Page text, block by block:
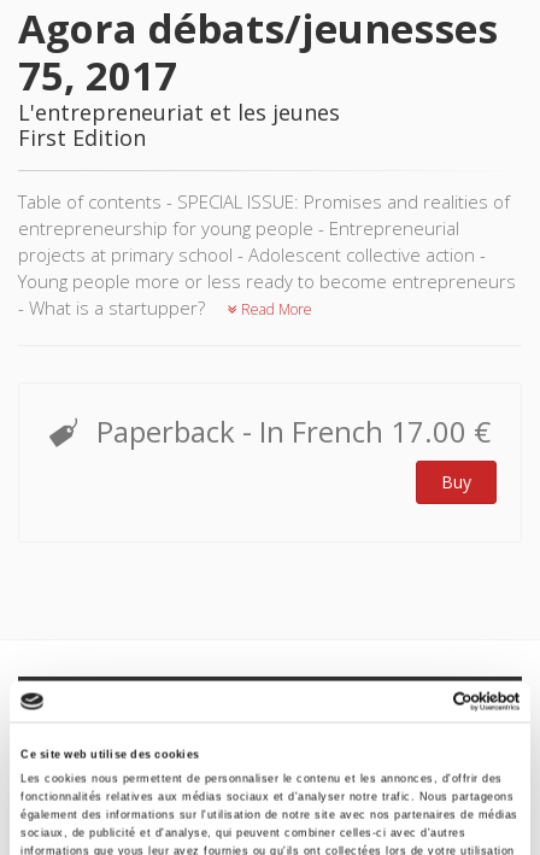
Ce site web utilise des cookies
Les cookies nous permettent de personnaliser le contenu et les annonces, d'offrir des
fonctionnalités relatives aux médias sociaux et d'analyser notre trafic. Nous partageons
également des informations sur l'utilisation de notre site avec nos partenaires de médias
sociaux, de publicité et d'analyse, qui peuvent combiner celles-ci avec d'autres
informations que vous leur avez fournies ou qu'ils ont collectées lors de votre utilisation
Agora débats/jeunesses
75, 2017
L'entrepreneuriat et les jeunes
First Edition
Table of contents - SPECIAL ISSUE: Promises and realities of
entrepreneurship for young people - Entrepreneurial
projects at primary school - Adolescent collective action -
Young people more or less ready to become entrepreneurs
- What is a startupper?
Read More
Paperback - In French 17.00 €
Buy
Formats
Contents